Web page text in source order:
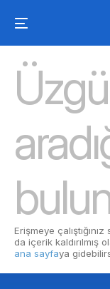
Erişmeye
da içerik kaldırılmış
ana sayfaya